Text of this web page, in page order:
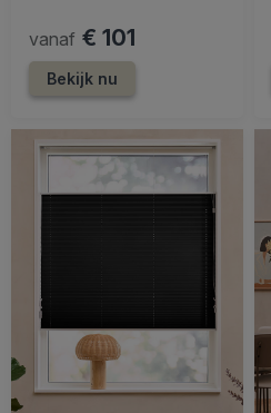
vanaf € 101
Bekijk nu